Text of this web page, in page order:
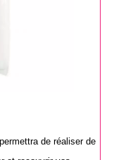
de réaliser de